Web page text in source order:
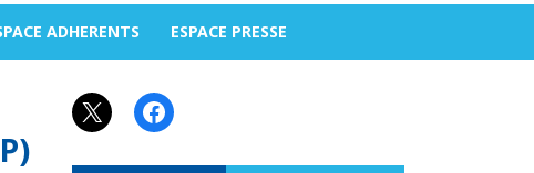
ADHERENTS ESPACE PRESSE
X Facebook